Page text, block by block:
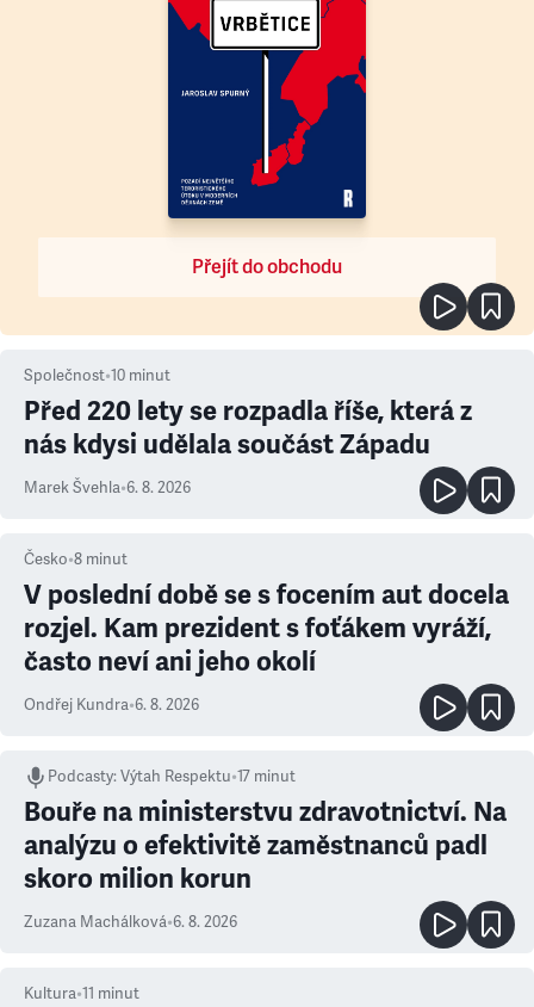
Přejít do obchodu
Společnost•10 minut
Před 220 lety se rozpadla říše, která z
nás kdysi udělala součást Západu
Marek Švehla•6. 8. 2026
Česko•8 minut
V poslední době se s focením aut docela
rozjel. Kam prezident s foťákem vyráží,
často neví ani jeho okolí
Ondřej Kundra•6. 8. 2026
Podcasty:Výtah Respektu•17 minut
Bouře na ministerstvu zdravotnictví. Na
analýzu o efektivitě zaměstnanců padl
skoro milion korun
Zuzana Machálková•6. 8. 2026
Kultura•11 minut